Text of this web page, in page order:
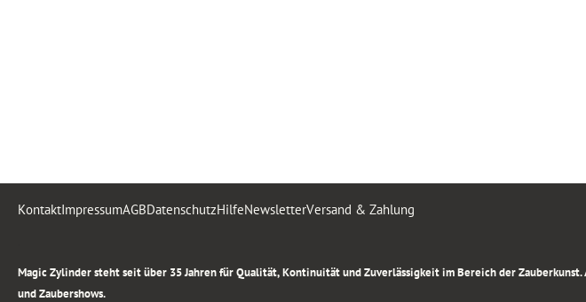
KontaktImpressumAGBDatenschutzHilfeNewsletterVersand & Zahlung
Magic Zylinder steht seit über 35 Jahren für Qualität, Kontinuität und Zuverlässigkeit im Bereich der
und Zaubershows.